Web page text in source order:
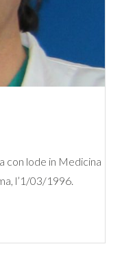
con lode in Medicina
l’1/03/1996.